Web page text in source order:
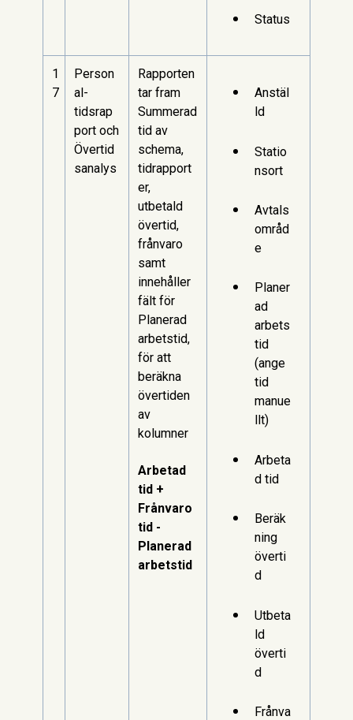
Status
1
7
Person
al-
tidsrap
port och
Övertid
sanalys
Rapporten
tar fram
Summerad
tid av
schema,
tidrapport
er,
utbetald
övertid,
frånvaro
samt
innehåller
fält för
Planerad
arbetstid,
för att
beräkna
övertiden
av
kolumner
Arbetad
tid +
Frånvaro
tid -
Planerad
arbetstid
Anstäl
ld
Statio
nsort
Avtals
områd
e
Planer
ad
arbets
tid
(ange
tid
manue
llt)
Arbeta
d tid
Beräk
ning
överti
d
Utbeta
ld
överti
d
Frånva